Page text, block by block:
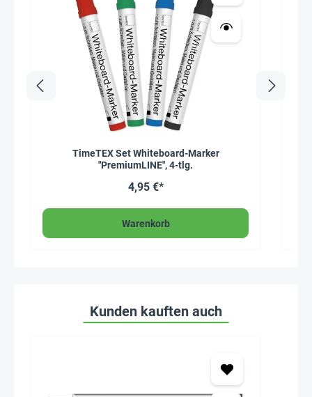
TimeTEX Set Whiteboard-Marker
"PremiumLINE", 4-tlg.
4,95 €*
Warenkorb
Kunden kauften auch